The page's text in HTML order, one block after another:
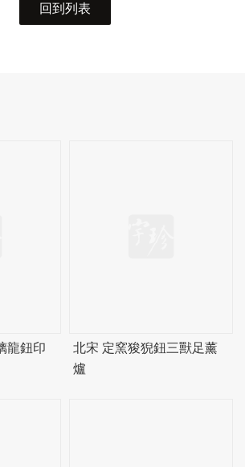
回到列表
龍鈕印
北宋 定窯狻猊鈕三獸足薰
爐